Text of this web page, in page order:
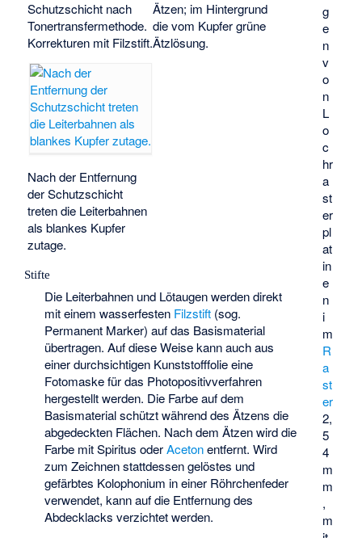
g
e
n
v
o
n
L
o
c
hr
a
st
er
pl
at
in
e
n
i
m
R
a
st
er
2,
5
4
m
m
,
m
Schutzschicht nach
Tonertransfermethode.
Korrekturen mit Filzstift.
Ätzen; im Hintergrund
die vom Kupfer grüne
Ätzlösung.
Nach der Entfernung
der Schutzschicht
treten die Leiterbahnen
als blankes Kupfer
zutage.
Stifte
Die Leiterbahnen und Lötaugen werden direkt
mit einem wasserfesten Filzstift(sog.
Permanent Marker) auf das Basismaterial
übertragen. Auf diese Weise kann auch aus
einer durchsichtigen Kunststofffolie eine
Fotomaske für das Photopositivverfahren
hergestellt werden. Die Farbe auf dem
Basismaterial schützt während des Ätzens die
abgedeckten Flächen. Nach dem Ätzen wird die
Farbe mit Spiritus oderAcetonentfernt. Wird
zum Zeichnen stattdessen gelöstes und
gefärbtes Kolophonium in einer Röhrchenfeder
verwendet, kann auf die Entfernung des
Abdecklacks verzichtet werden.